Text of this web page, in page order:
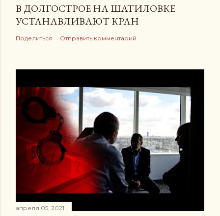
В ДОЛГОСТРОЕ НА ШАТИЛОВКЕ
УСТАНАВЛИВАЮТ КРАН
Поделиться Отправить комментарий
апреля 05, 2021